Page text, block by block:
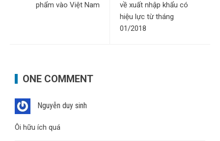
phẩm vào Việt Nam
về xuất nhập khẩu có
hiệu lực từ tháng
01/2018
ONE COMMENT
Nguyễn duy sinh
Ôi hữu ích quá